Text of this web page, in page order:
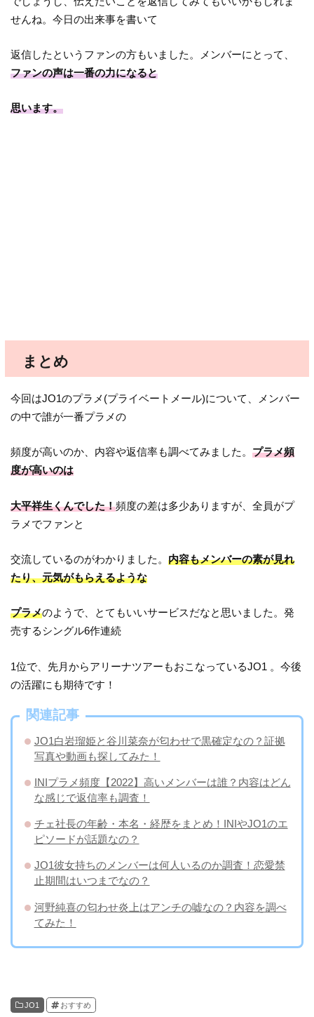
せんね。今日の出来事を書いて
返信したというファンの方もいました。メンバーにとって、
ファンの声は一番の力になると
思います。
まとめ
今回はJO1のプラメ(プライベートメール)について、メンバー
の中で誰が一番プラメの
頻度が高いのか、内容や返信率も調べてみました。プラメ頻
度が高いのは
大平祥生くんでした！頻度の差は多少ありますが、全員がプ
ラメでファンと
交流しているのがわかりました。内容もメンバーの素が見れ
たり、元気がもらえるような
プラメのようで、とてもいいサービスだなと思いました。発
売するシングル6作連続
1位で、先月からアリーナツアーもおこなっているJO1 。今後
の活躍にも期待です！
関連記事
JO1白岩瑠姫と谷川菜奈が匂わせで黒確定なの？証拠
写真や動画も探してみた！
INIプラメ頻度【2022】高いメンバーは誰？内容はどん
な感じで返信率も調査！
チェ社長の年齢・本名・経歴をまとめ！INIやJO1のエ
ピソードが話題なの？
JO1彼女持ちのメンバーは何人いるのか調査！恋愛禁
止期間はいつまでなの？
河野純喜の匂わせ炎上はアンチの嘘なの？内容を調べ
てみた！
JO1 おすすめ